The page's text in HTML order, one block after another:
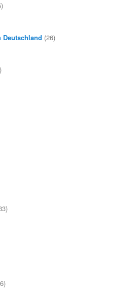
Deutschland (26)